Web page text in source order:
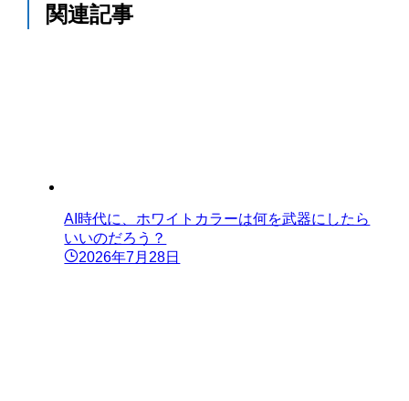
関連記事
AI時代に、ホワイトカラーは何を武器にしたら
いいのだろう？
2026年7月28日